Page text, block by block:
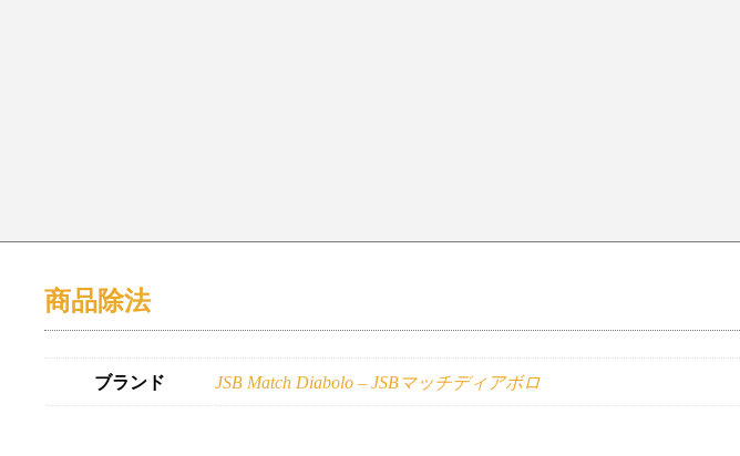
商品除法
ブランド JSB Match Diabolo – JSBマッチディアボロ